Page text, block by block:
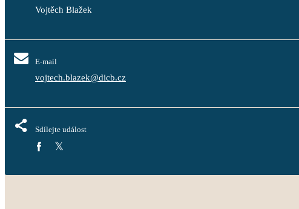
Vojtěch Blažek
E-mail
vojtech.blazek@dicb.cz
Sdílejte událost